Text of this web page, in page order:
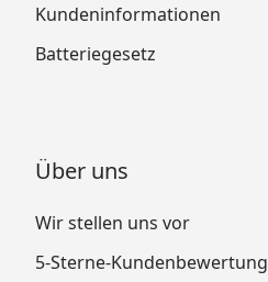
Kundeninformationen
Batteriegesetz
Über uns
Wir stellen uns vor
5-Sterne-Kundenbewertung